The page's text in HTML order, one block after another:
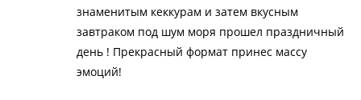
знаменитым кеккурам и затем вкусным
завтраком под шум моря прошел праздничный
день ! Прекрасный формат принес массу
эмоций!